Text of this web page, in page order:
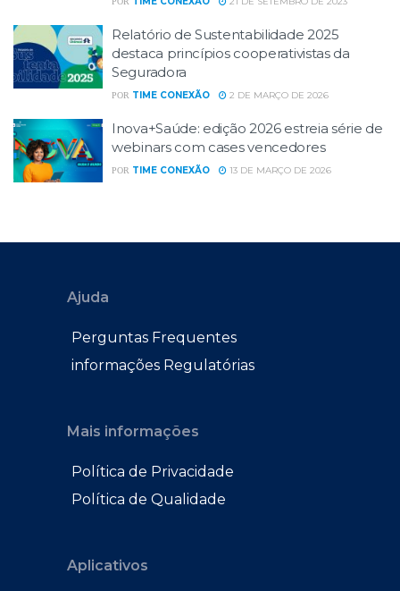
Relatório de Sustentabilidade 2025
destaca princípios cooperativistas da
Seguradora
POR TIME CONEXÃO 2 DE MARÇO DE 2026
Inova+Saúde: edição 2026 estreia série de
webinars com cases vencedores
POR TIME CONEXÃO 13 DE MARÇO DE 2026
Ajuda
Perguntas Frequentes
informações Regulatórias
Mais informações
Política de Privacidade
Política de Qualidade
Aplicativos